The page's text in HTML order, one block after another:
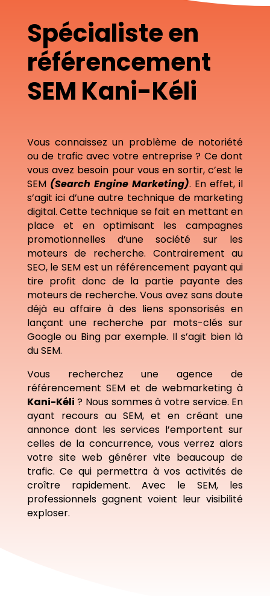
Spécialiste en
référencement
SEM Kani-Kéli
Vous connaissez un problème de notoriété
ou de trafic avec votre entreprise ? Ce dont
vous avez besoin pour vous en sortir, c’est le
SEM (Search Engine Marketing). En effet, il
s’agit ici d’une autre technique de marketing
digital. Cette technique se fait en mettant en
place et en optimisant les campagnes
promotionnelles d’une société sur les
moteurs de recherche. Contrairement au
SEO, le SEM est un référencement payant qui
tire profit donc de la partie payante des
moteurs de recherche. Vous avez sans doute
déjà eu affaire à des liens sponsorisés en
lançant une recherche par mots-clés sur
Google ou Bing par exemple. Il s’agit bien là
du SEM.
Vous recherchez une agence de
référencement SEM et de webmarketing à
Kani-Kéli ? Nous sommes à votre service. En
ayant recours au SEM, et en créant une
annonce dont les services l’emportent sur
celles de la concurrence, vous verrez alors
votre site web générer vite beaucoup de
trafic. Ce qui permettra à vos activités de
croître rapidement. Avec le SEM, les
professionnels gagnent voient leur visibilité
exploser.